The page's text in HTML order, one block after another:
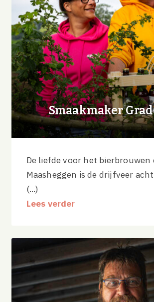
Smaakmaker
De liefde voor het bierbrouwen
Maasheggen is de drijfveer
(...)
Lees verder